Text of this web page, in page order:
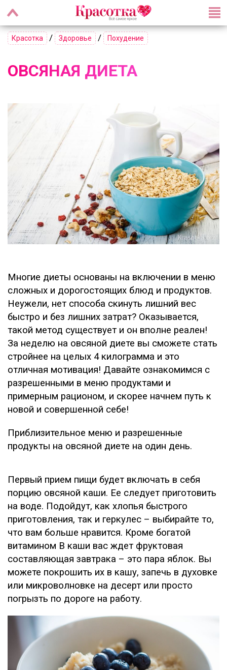
Красотка / Здоровье / Похудение
ОВСЯНАЯ ДИЕТА
Многие диеты основаны на включении в меню
сложных и дорогостоящих блюд и продуктов.
Неужели, нет способа скинуть лишний вес
быстро и без лишних затрат? Оказывается,
такой метод существует и он вполне реален!
За неделю на овсяной диете вы сможете стать
стройнее на целых 4 килограмма и это
отличная мотивация! Давайте ознакомимся с
разрешенными в меню продуктами и
примерным рационом, и скорее начнем путь к
новой и совершенной себе!
Приблизительное меню и разрешенные
продукты на овсяной диете на один день.
Первый прием пищи будет включать в себя
порцию овсяной каши. Ее следует приготовить
на воде. Подойдут, как хлопья быстрого
приготовления, так и геркулес – выбирайте то,
что вам больше нравится. Кроме богатой
витамином В каши вас ждет фруктовая
составляющая завтрака – это пара яблок. Вы
можете покрошить их в кашу, запечь в духовке
или микроволновке на десерт или просто
погрызть по дороге на работу.